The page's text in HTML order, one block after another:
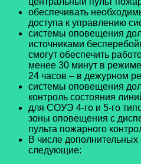
обеспечивать
доступа к управлению
системы оповещения
источниками
смогут обеспечить
менее 30 минут в
24 часов – в дежурном
системы оповещения
контроль состояния
для СОУЭ 4-го и 5-го
зоны оповещения с
пульта пожарного
В числе
следующие: